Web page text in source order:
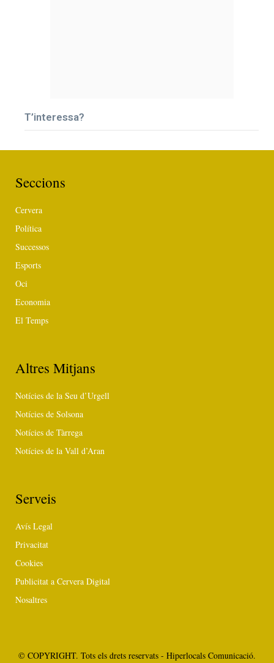
T’interessa?
Seccions
Cervera
Política
Successos
Esports
Oci
Economia
El Temps
Altres Mitjans
Notícies de la Seu d’Urgell
Notícies de Solsona
Notícies de Tàrrega
Notícies de la Vall d’Aran
Serveis
Avís Legal
Privacitat
Cookies
Publicitat a Cervera Digital
Nosaltres
© COPYRIGHT. Tots els drets reservats - Hiperlocals Comunicació.